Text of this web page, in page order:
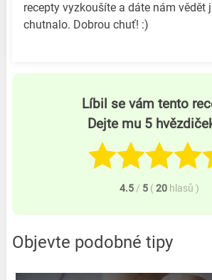
recepty vyzkoušíte a dáte nám vědět
chutnalo. Dobrou chuť! :)
Líbil se vám tento
Dejte mu 5
4.5 / 5 (20 hlasů )
Objevte podobné tipy